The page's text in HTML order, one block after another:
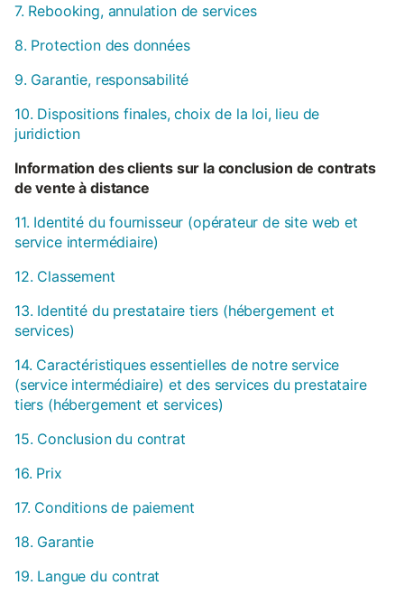
7. Rebooking, annulation de services
8. Protection des données
9. Garantie, responsabilité
10. Dispositions finales, choix de la loi, lieu de
juridiction
Information des clients sur la conclusion de contrats
de vente à distance
11. Identité du fournisseur (opérateur de site web et
service intermédiaire)
12. Classement
13. Identité du prestataire tiers (hébergement et
services)
14. Caractéristiques essentielles de notre service
(service intermédiaire) et des services du prestataire
tiers (hébergement et services)
15. Conclusion du contrat
16. Prix
17. Conditions de paiement
18. Garantie
19. Langue du contrat